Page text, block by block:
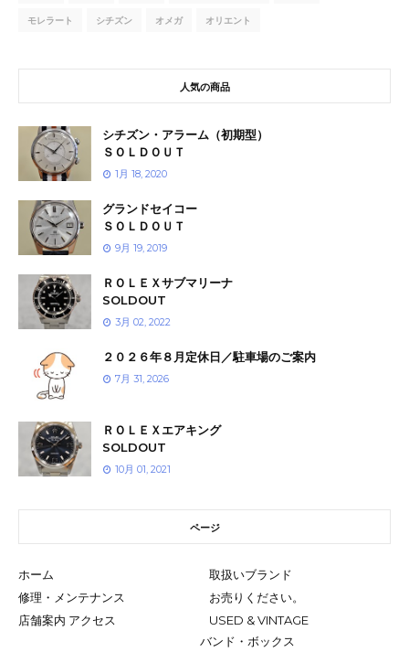
モレラート シチズン オメガ オリエント
人気の商品
シチズン・アラーム（初期型）
ＳＯＬＤＯＵＴ
1月 18, 2020
グランドセイコー
ＳＯＬＤＯＵＴ
9月 19, 2019
ＲＯＬＥＸサブマリーナ
SOLDOUT
3月 02, 2022
２０２６年８月定休日／駐車場のご案内
7月 31, 2026
ＲＯＬＥＸエアキング
SOLDOUT
10月 01, 2021
ページ
ホーム
取扱いブランド
修理・メンテナンス
お売りください。
店舗案内 アクセス
USED & VINTAGE
バンド・ボックス